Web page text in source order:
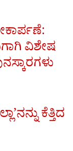
ವಿಶೇಷ
ಕೆತ್ತಿದ